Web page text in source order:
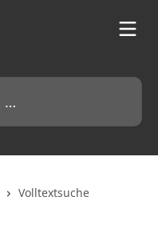
Volltextsuche